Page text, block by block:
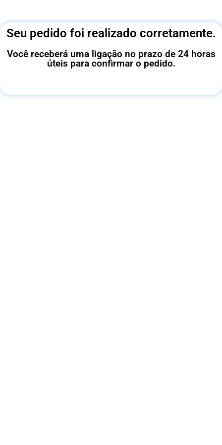
Seu pedido foi realizado corretamente.
Você receberá uma ligação no prazo de 24 horas
úteis para confirmar o pedido.